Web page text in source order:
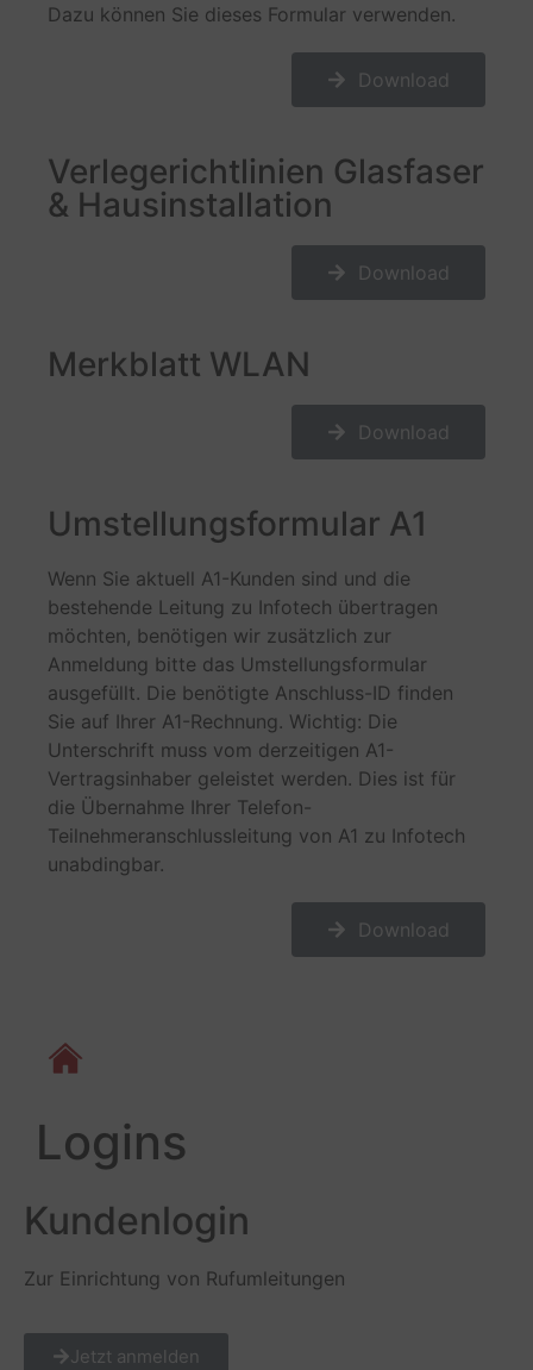
Dazu können Sie dieses Formular verwenden.
Download
Verlegerichtlinien Glasfaser
& Hausinstallation
Download
Merkblatt WLAN
Download
Umstellungsformular A1
Wenn Sie aktuell A1-Kunden sind und die
bestehende Leitung zu Infotech übertragen
möchten, benötigen wir zusätzlich zur
Anmeldung bitte das Umstellungsformular
ausgefüllt. Die benötigte Anschluss-ID finden
Sie auf Ihrer A1-Rechnung. Wichtig: Die
Unterschrift muss vom derzeitigen A1-
Vertragsinhaber geleistet werden. Dies ist für
die Übernahme Ihrer Telefon-
Teilnehmeranschlussleitung von A1 zu Infotech
unabdingbar.
Download
Logins
Kundenlogin
Zur Einrichtung von Rufumleitungen
Jetzt anmelden